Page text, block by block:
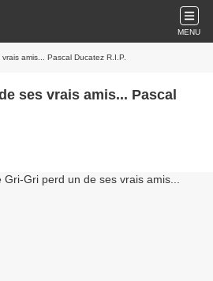
MENU
amis... Pascal Ducatez R.I.P.
ses vrais amis... Pascal